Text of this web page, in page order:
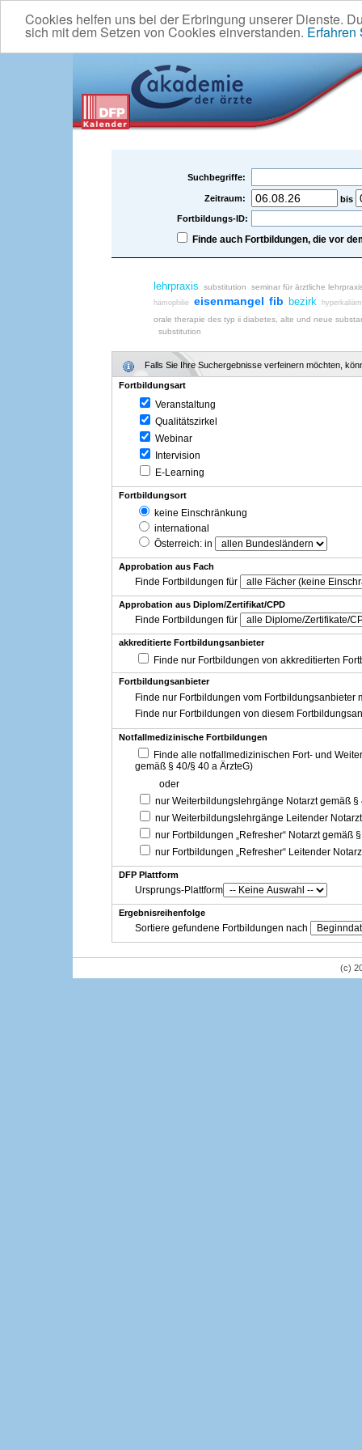
Cookies helfen uns bei der Erbringung unserer Dienste.
sich mit dem Setzen von Cookies einverstanden. Erfahren
Suchbegriffe:
Zeitraum:
bis
Fortbildungs-ID:
Finde auch Fortbildungen, die vor
lehrpraxis substitution seminar für ärztliche
hämophilie eisenmangel fib bezirk
orale therapie des typ ii diabetes, alte und neue
substitution
Falls Sie Ihre Suchergebnisse verfeinern möchten,
Fortbildungsart
Veranstaltung
Qualitätszirkel
Webinar
Intervision
E-Learning
Fortbildungsort
keine Einschränkung
international
Österreich: in
Approbation aus Fach
Finde Fortbildungen für
Approbation aus Diplom/Zertifikat/CPD
Finde Fortbildungen für
akkreditierte Fortbildungsanbieter
Finde nur Fortbildungen von akkreditierten
Fortbildungsanbieter
Finde nur Fortbildungen vom Fortbildungsanbieter
Finde nur Fortbildungen von diesem
Notfallmedizinische Fortbildungen
Finde alle notfallmedizinischen Fort- und
gemäß § 40/§ 40 a ÄrzteG)
oder
nur Weiterbildungslehrgänge Notarzt gemäß §
nur Weiterbildungslehrgänge Leitender
nur Fortbildungen „Refresher“ Notarzt gemäß
nur Fortbildungen „Refresher“ Leitender
DFP Plattform
Ursprungs-Plattform
Ergebnisreihenfolge
Sortiere gefundene Fortbildungen nach
(c)